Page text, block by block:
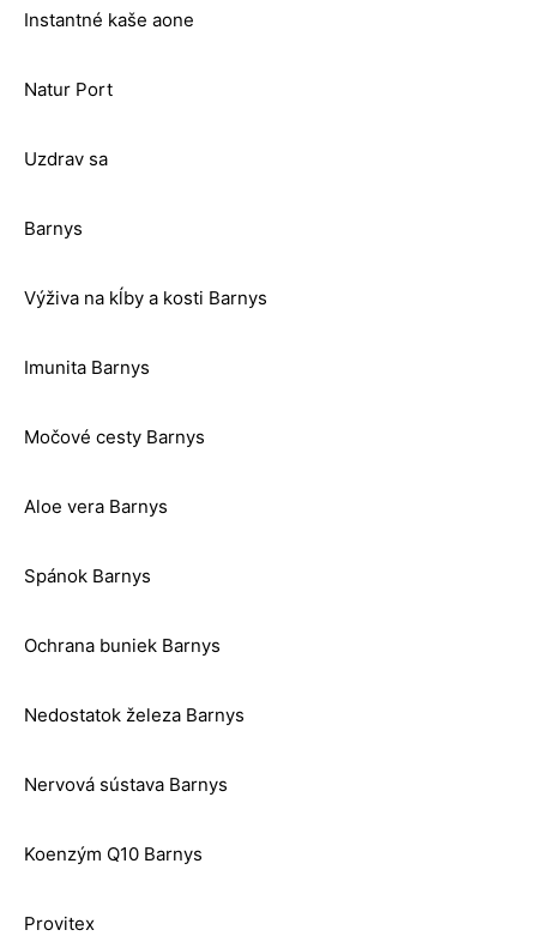
Instantné kaše aone
Natur Port
Uzdrav sa
Barnys
Výživa na kĺby a kosti Barnys
Imunita Barnys
Močové cesty Barnys
Aloe vera Barnys
Spánok Barnys
Ochrana buniek Barnys
Nedostatok železa Barnys
Nervová sústava Barnys
Koenzým Q10 Barnys
Provitex